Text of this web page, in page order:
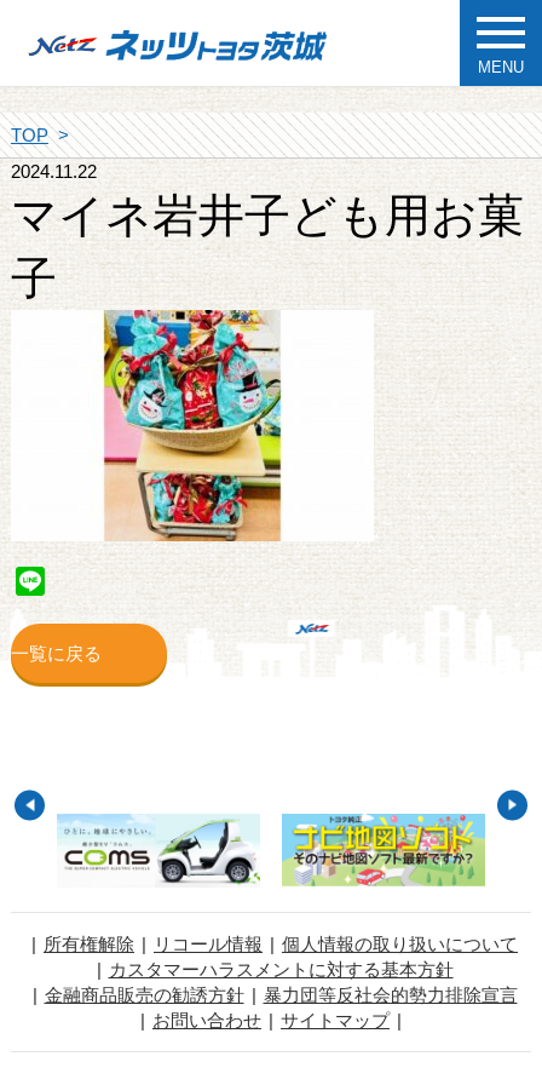
MENU
TOP
2024.11.22
マイネ岩井子ども用お菓
子
Line
一覧に戻る
所有権解除 リコール情報
個人情報の取り扱いについて
カスタマーハラスメントに対する基本方針
金融商品販売の勧誘方針
暴力団等反社会的勢力排除宣言
お問い合わせ
サイトマップ